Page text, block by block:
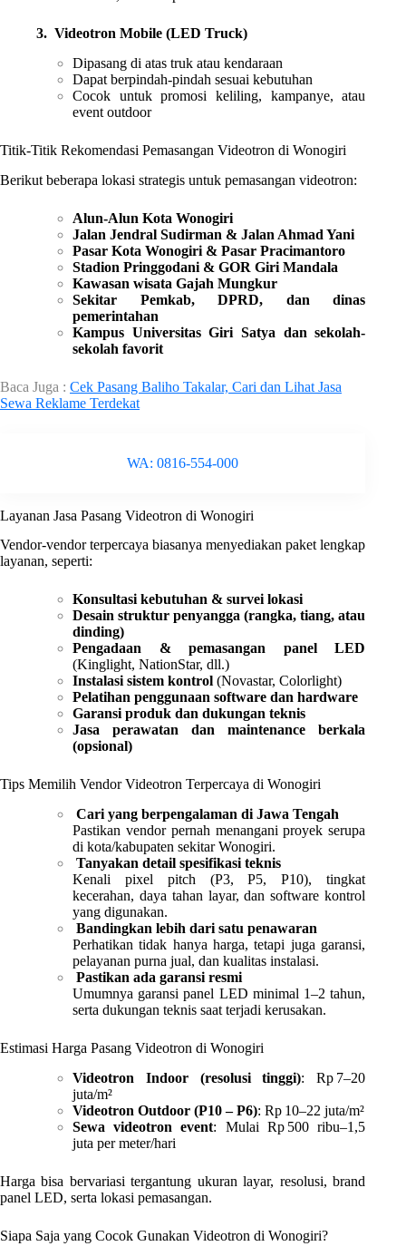
3. Videotron Mobile (LED Truck)
Dipasang di atas truk atau kendaraan
Dapat berpindah-pindah sesuai kebutuhan
Cocok untuk promosi keliling, kampanye, atau
event outdoor
Titik-Titik Rekomendasi Pemasangan Videotron di Wonogiri
Berikut beberapa lokasi strategis untuk pemasangan videotron:
Alun-Alun Kota Wonogiri
Jalan Jendral Sudirman & Jalan Ahmad Yani
Pasar Kota Wonogiri & Pasar Pracimantoro
Stadion Pringgodani & GOR Giri Mandala
Kawasan wisata Gajah Mungkur
Sekitar Pemkab, DPRD, dan dinas
pemerintahan
Kampus Universitas Giri Satya dan sekolah-
sekolah favorit
Baca Juga : Cek Pasang Baliho Takalar, Cari dan Lihat Jasa
Sewa Reklame Terdekat
WA: 0816-554-000
Layanan Jasa Pasang Videotron di Wonogiri
Vendor-vendor terpercaya biasanya menyediakan paket lengkap
layanan, seperti:
Konsultasi kebutuhan & survei lokasi
Desain struktur penyangga (rangka, tiang, atau
dinding)
Pengadaan & pemasangan panel LED
(Kinglight, NationStar, dll.)
Instalasi sistem kontrol (Novastar, Colorlight)
Pelatihan penggunaan software dan hardware
Garansi produk dan dukungan teknis
Jasa perawatan dan maintenance berkala
(opsional)
Tips Memilih Vendor Videotron Terpercaya di Wonogiri
Cari yang berpengalaman di Jawa Tengah
Pastikan vendor pernah menangani proyek serupa
di kota/kabupaten sekitar Wonogiri.
Tanyakan detail spesifikasi teknis
Kenali pixel pitch (P3, P5, P10), tingkat
kecerahan, daya tahan layar, dan software kontrol
yang digunakan.
Bandingkan lebih dari satu penawaran
Perhatikan tidak hanya harga, tetapi juga garansi,
pelayanan purna jual, dan kualitas instalasi.
Pastikan ada garansi resmi
Umumnya garansi panel LED minimal 1–2 tahun,
serta dukungan teknis saat terjadi kerusakan.
Estimasi Harga Pasang Videotron di Wonogiri
Videotron Indoor (resolusi tinggi): Rp 7–20
juta/m²
Videotron Outdoor (P10 – P6): Rp 10–22 juta/m²
Sewa videotron event: Mulai Rp 500 ribu–1,5
juta per meter/hari
Harga bisa bervariasi tergantung ukuran layar, resolusi, brand
panel LED, serta lokasi pemasangan.
Siapa Saja yang Cocok Gunakan Videotron di Wonogiri?